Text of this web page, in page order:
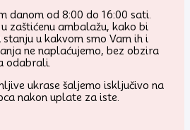
danom od 8:00 do 16:00 sati.
zaštićenu ambalažu, kako bi
u kakvom smo Vam ih i
ne naplaćujemo, bez obzira
odabrali.
ukrase šaljemo isključivo na
nakon uplate za iste.